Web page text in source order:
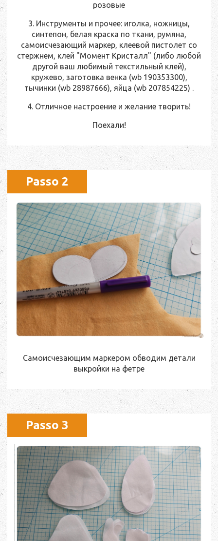
розовые
3. Инструменты и прочее: иголка, ножницы,
синтепон, белая краска по ткани, румяна,
самоисчезающий маркер, клеевой пистолет со
стержнем, клей "Момент Кристалл" (либо любой
другой ваш любимый текстильный клей),
кружево, заготовка венка (wb 190353300),
тычинки (wb 28987666), яйца (wb 207854225) .
4. Отличное настроение и желание творить!
Поехали!
Passo 2
Самоисчезающим маркером обводим детали
выкройки на фетре
Passo 3